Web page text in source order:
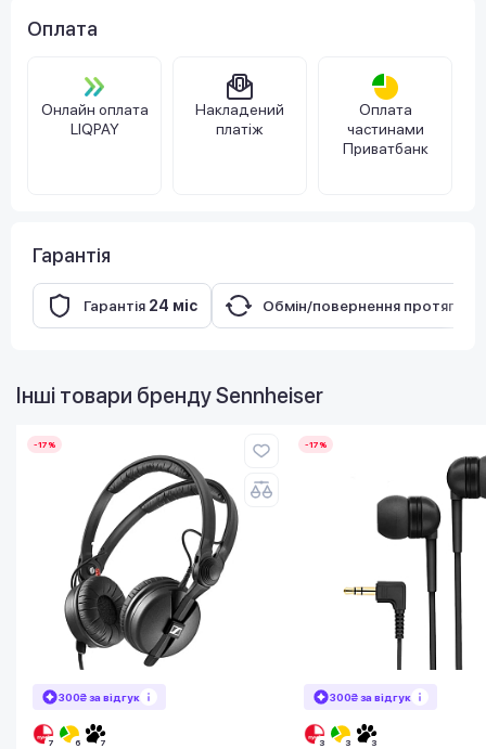
Оплата
Онлайн оплата
LIQPAY
Накладений
платіж
Оплата
частинами
Приватбанк
Гарантія
Гарантія 24 міс Обмін/повернення протягом
Інші товари брендуSennheiser
-17%
300₴ за відгук
-17%
300₴ за відгук